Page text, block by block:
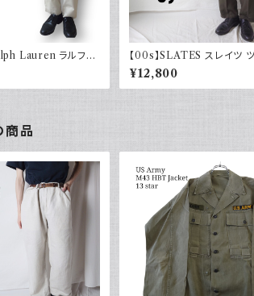
Lauren ラルフロ
ン アイボリー
【00s】SLATES スレイツ
ク スラックス リーバイス
カーキグリーン 古着
¥12,800
商品